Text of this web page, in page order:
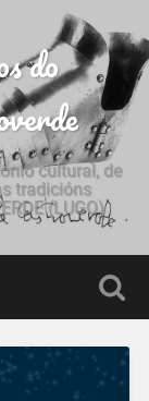
do
cultural, de
tradicións
(LUGO)